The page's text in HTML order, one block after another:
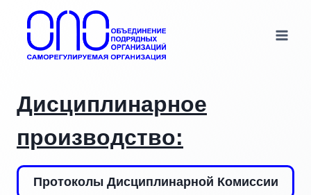
содержимому
Дисциплинарное
производство:
Протоколы Дисциплинарной Комиссии